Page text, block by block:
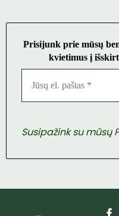
Prisijunk prie mūsų
kvietimus į
Susipažink su mūsų